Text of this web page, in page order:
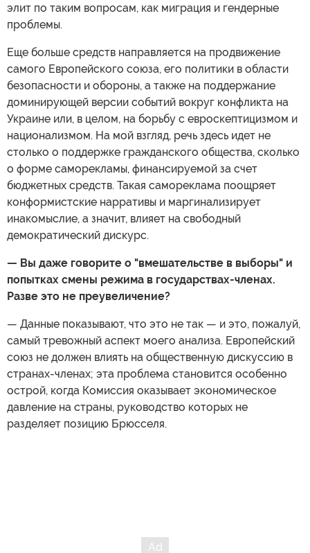
элит по таким вопросам, как миграция и гендерные
проблемы.
Еще больше средств направляется на продвижение
самого Европейского союза, его политики в области
безопасности и обороны, а также на поддержание
доминирующей версии событий вокруг конфликта на
Украине или, в целом, на борьбу с евроскептицизмом и
национализмом. На мой взгляд, речь здесь идет не
столько о поддержке гражданского общества, сколько
о форме саморекламы, финансируемой за счет
бюджетных средств. Такая самореклама поощряет
конформистские нарративы и маргинализирует
инакомыслие, а значит, влияет на свободный
демократический дискурс.
— Вы даже говорите о "вмешательстве в выборы" и
попытках смены режима в государствах-членах.
Разве это не преувеличение?
— Данные показывают, что это не так — и это, пожалуй,
самый тревожный аспект моего анализа. Европейский
союз не должен влиять на общественную дискуссию в
странах-членах; эта проблема становится особенно
острой, когда Комиссия оказывает экономическое
давление на страны, руководство которых не
разделяет позицию Брюсселя.